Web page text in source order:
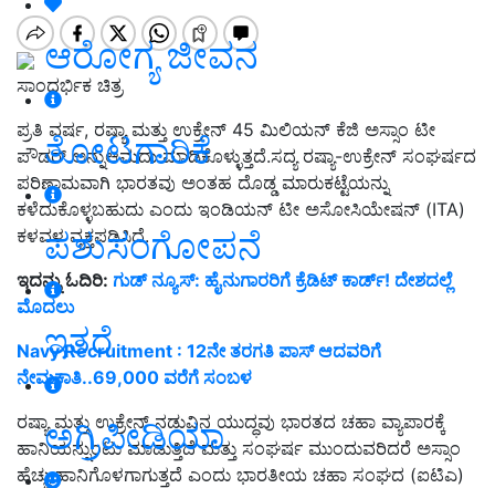
ಆರೋಗ್ಯ ಜೀವನ
ತೋಟಗಾರಿಕೆ
ಪಶುಸಂಗೋಪನೆ
ಇತರೆ
ಅಗ್ರಿಪೀಡಿಯಾ
ಸಾಂದರ್ಭಿಕ ಚಿತ್ರ
ಪ್ರತಿ ವರ್ಷ, ರಷ್ಯಾ ಮತ್ತು ಉಕ್ರೇನ್ 45 ಮಿಲಿಯನ್ ಕೆಜಿ ಅಸ್ಸಾಂ ಟೀ
ಪೌಡರ್‌ ಅನ್ನುಆಮದು ಮಾಡಿಕೊಳ್ಳುತ್ತದೆ.ಸದ್ಯ ರಷ್ಯಾ-ಉಕ್ರೇನ್ ಸಂಘರ್ಷದ
ಪರಿಣಾಮವಾಗಿ ಭಾರತವು ಅಂತಹ ದೊಡ್ಡ ಮಾರುಕಟ್ಟೆಯನ್ನು
ಕಳೆದುಕೊಳ್ಳಬಹುದು ಎಂದು ಇಂಡಿಯನ್ ಟೀ ಅಸೋಸಿಯೇಷನ್ (ITA)
ಕಳವಳ ವ್ಯಕ್ತಪಡಿಸಿದೆ.
ಇದನ್ನು ಓದಿರಿ: ಗುಡ್‌ ನ್ಯೂಸ್‌: ಹೈನುಗಾರರಿಗೆ ಕ್ರೆಡಿಟ್‌ ಕಾರ್ಡ್‌! ದೇಶದಲ್ಲೆ
ಮೊದಲು
Navy Recruitment : 12ನೇ ತರಗತಿ ಪಾಸ್ ಆದವರಿಗೆ
ನೇಮಕಾತಿ..69,000 ವರೆಗೆ ಸಂಬಳ
ರಷ್ಯಾ ಮತ್ತು ಉಕ್ರೇನ್ ನಡುವಿನ ಯುದ್ಧವು ಭಾರತದ ಚಹಾ ವ್ಯಾಪಾರಕ್ಕೆ
ಹಾನಿಯನ್ನುಂಟು ಮಾಡುತ್ತಿದೆ ಮತ್ತು ಸಂಘರ್ಷ ಮುಂದುವರಿದರೆ ಅಸ್ಸಾಂ
ಹೆಚ್ಚು ಹಾನಿಗೊಳಗಾಗುತ್ತದೆ ಎಂದು ಭಾರತೀಯ ಚಹಾ ಸಂಘದ (ಐಟಿಎ)